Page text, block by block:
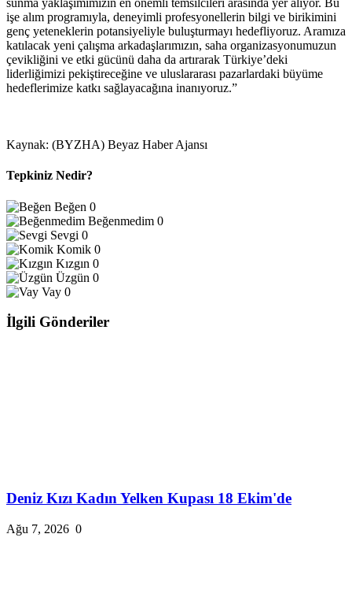
sunma yaklaşımımızın en önemli temsilcileri arasında yer alıyor. Bu
işe alım programıyla, deneyimli profesyonellerin bilgi ve birikimini
genç yeteneklerin potansiyeliyle buluşturmayı hedefliyoruz. Aramıza
katılacak yeni çalışma arkadaşlarımızın, saha organizasyonumuzun
çevikliğini ve etki gücünü daha da artırarak Türkiye’deki
liderliğimizi pekiştireceğine ve uluslararası pazarlardaki büyüme
hedeflerimize katkı sağlayacağına inanıyoruz.”
Kaynak: (BYZHA) Beyaz Haber Ajansı
Tepkiniz Nedir?
Beğen 0
Beğenmedim 0
Sevgi 0
Komik 0
Kızgın 0
Üzgün 0
Vay 0
İlgili Gönderiler
Deniz Kızı Kadın Yelken Kupası 18 Ekim'de
Ağu 7, 2026 0